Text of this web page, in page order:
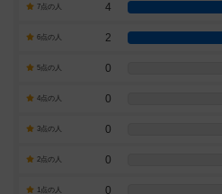
7点の人 4
6点の人 2
5点の人 0
4点の人 0
3点の人 0
2点の人 0
1点の人 0